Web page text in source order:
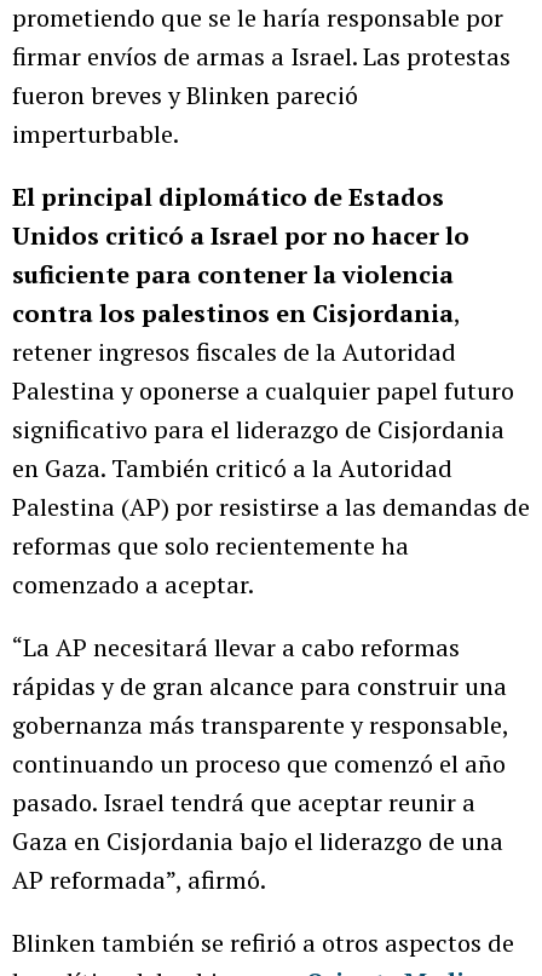
prometiendo que se le haría responsable por
firmar envíos de armas a Israel. Las protestas
fueron breves y Blinken pareció
imperturbable.
El principal diplomático de Estados
Unidos criticó a Israel por no hacer lo
suficiente para contener la violencia
contra los palestinos en Cisjordania,
retener ingresos fiscales de la Autoridad
Palestina y oponerse a cualquier papel futuro
significativo para el liderazgo de Cisjordania
en Gaza. También criticó a la Autoridad
Palestina (AP) por resistirse a las demandas de
reformas que solo recientemente ha
comenzado a aceptar.
“La AP necesitará llevar a cabo reformas
rápidas y de gran alcance para construir una
gobernanza más transparente y responsable,
continuando un proceso que comenzó el año
pasado. Israel tendrá que aceptar reunir a
Gaza en Cisjordania bajo el liderazgo de una
AP reformada”, afirmó.
Blinken también se refirió a otros aspectos de